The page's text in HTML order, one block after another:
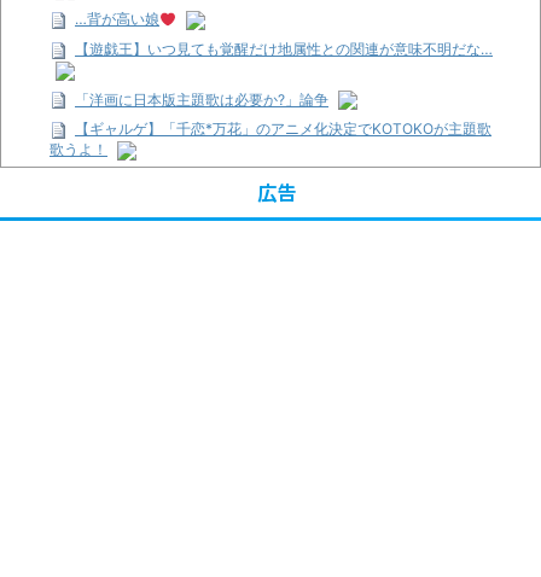
…背が高い娘
【遊戯王】いつ見ても覚醒だけ地属性との関連が意味不明だな…
「洋画に日本版主題歌は必要か?」論争
【ギャルゲ】「千恋*万花」のアニメ化決定でKOTOKOが主題歌
歌うよ！
広告